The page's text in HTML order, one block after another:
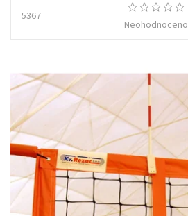
5367
Neohodnoceno